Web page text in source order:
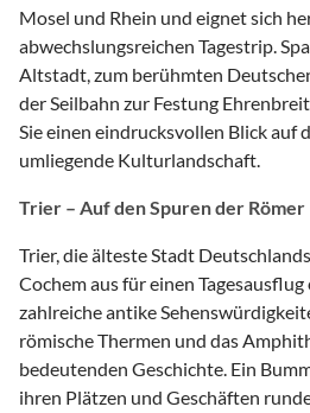
Mosel und Rhein und eignet sich
abwechslungsreichen Tagestrip.
Altstadt, zum berühmten
der Seilbahn zur Festung
Sie einen eindrucksvollen Blick auf
umliegende Kulturlandschaft.
Trier – Auf den Spuren der Römer
Trier, die älteste Stadt
Cochem aus für einen
zahlreiche antike
römische Thermen und das
bedeutenden Geschichte. Ein
ihren Plätzen und Geschäften